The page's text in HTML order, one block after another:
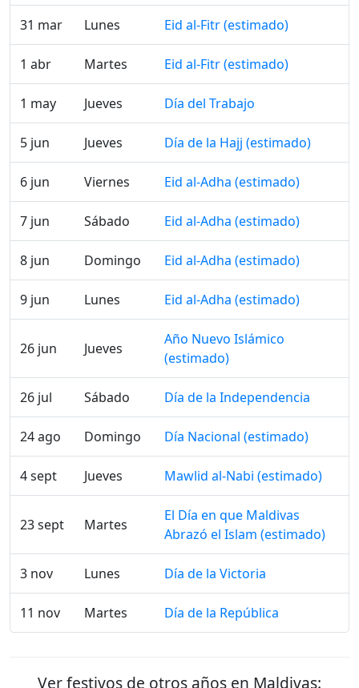
31 mar Lunes Eid al-Fitr (estimado)
1 abr Martes Eid al-Fitr (estimado)
1 may Jueves Día del Trabajo
5 jun Jueves Día de la Hajj (estimado)
6 jun Viernes Eid al-Adha (estimado)
7 jun Sábado Eid al-Adha (estimado)
8 jun Domingo Eid al-Adha (estimado)
9 jun Lunes Eid al-Adha (estimado)
26 jun Jueves
Año Nuevo Islámico
(estimado)
26 jul Sábado Día de la Independencia
24 ago Domingo Día Nacional (estimado)
4 sept Jueves Mawlid al-Nabi (estimado)
23 sept Martes
El Día en que Maldivas
Abrazó el Islam (estimado)
3 nov Lunes Día de la Victoria
11 nov Martes Día de la República
Ver festivos de otros años en Maldivas: